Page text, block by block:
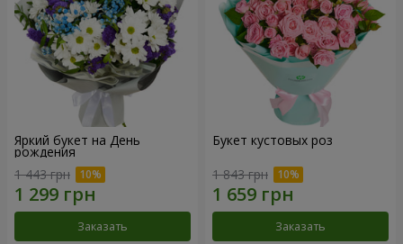
Яркий букет на День
рождения
1 443 грн
Заказать
Букет кустовых роз
1 843 грн
Заказать